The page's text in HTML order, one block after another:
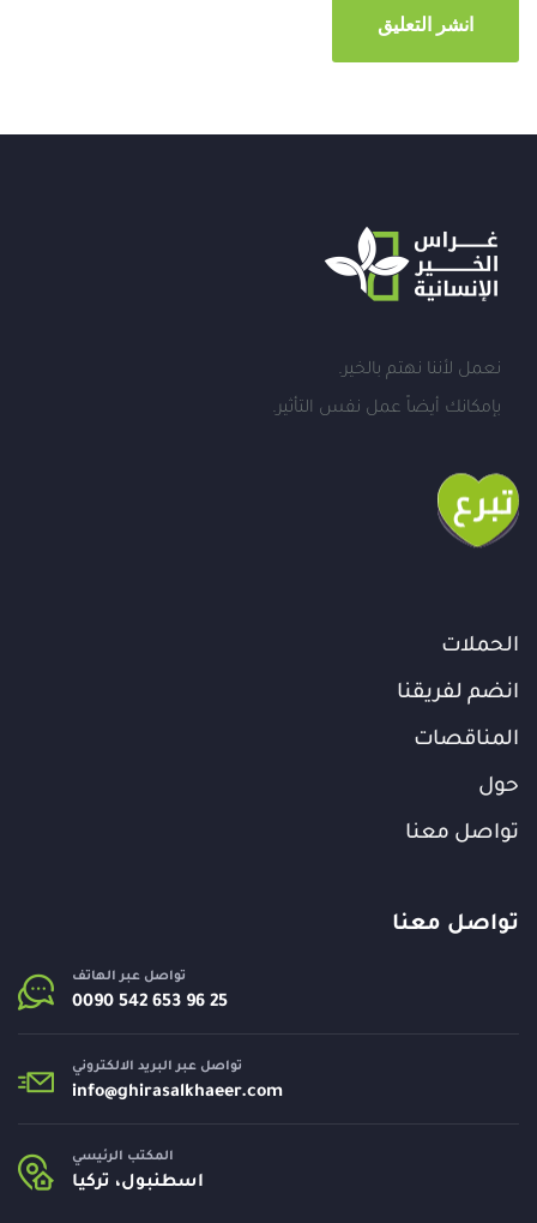
نعمل لأننا نهتم بالخير.
بإمكانك أيضاً عمل نفس التأثير.
الحملات
انضم لفريقنا
المناقصات
حول
تواصل معنا
تواصل معنا
تواصل عبر الهاتف
تواصل عبر البريد الالكتروني
info@ghirasalkhaeer.com
المكتب الرئيسي
اسطنبول، تركيا